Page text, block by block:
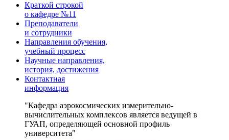
Краткой строкой
о кафедре №11
Преподаватели
и сотрудники
Направления обучения,
учебный процесс
Научные направления,
история, достижения
Контактная
информация
Кафедра аэрокосмических измерительно-
вычислительных комплексов является ведущей в
ГУАП, определяющей основной профиль
университета